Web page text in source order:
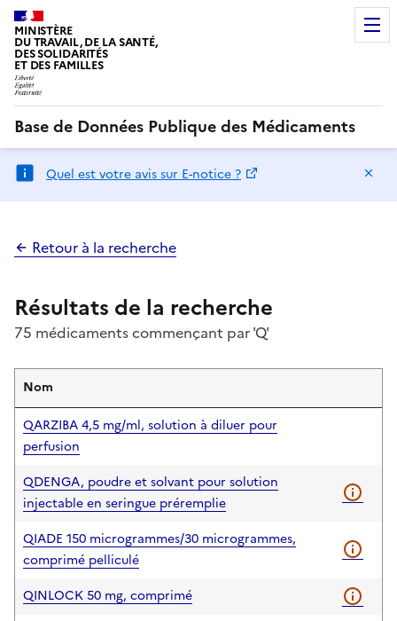
MINISTÈRE
DU TRAVAIL, DE LA SANTÉ,
DES SOLIDARITÉS
ET DES FAMILLES
Base de Données Publique des Médicaments
Quel est votre avis sur E-notice ?
Retour à la recherche
Résultats de la recherche
75 médicaments commençant par 'Q'
Nom
QARZIBA 4,5 mg/ml, solution à diluer pour
perfusion
QDENGA, poudre et solvant pour solution
injectable en seringue préremplie
QIADE 150 microgrammes/30 microgrammes,
comprimé pelliculé
QINLOCK 50 mg, comprimé